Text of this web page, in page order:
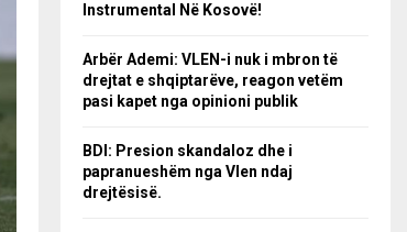
Instrumental Në Kosovë!
Arbër Ademi: VLEN-i nuk i mbron të
drejtat e shqiptarëve, reagon vetëm
pasi kapet nga opinioni publik
BDI: Presion skandaloz dhe i
papranueshëm nga Vlen ndaj
drejtësisë.